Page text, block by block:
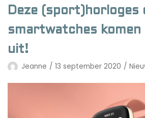
Alle sporthorloges
Activity tracker
Smartwatches
Horloge voor kinderen
Reviews
Deze (sport)horloges
smartwatches komen
uit!
Jeanne 13 september 2020